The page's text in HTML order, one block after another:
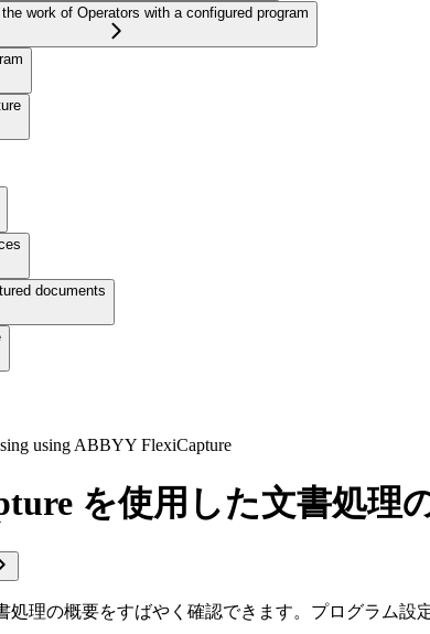
work of Operators with a configured program
documents
using ABBYY FlexiCapture
を使用した文書処理
処理の概要をすばやく確認できます。プログラム